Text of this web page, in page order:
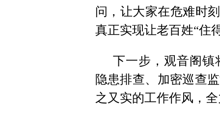
问，让大家在危难时
真正实现让老百姓“住
下一步，观音阁镇
隐患排查、加密巡查
之又实的工作作风，